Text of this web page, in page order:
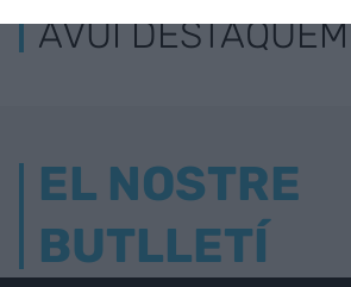
AVUI DESTAQUEM
EL NOSTRE
BUTLLETÍ